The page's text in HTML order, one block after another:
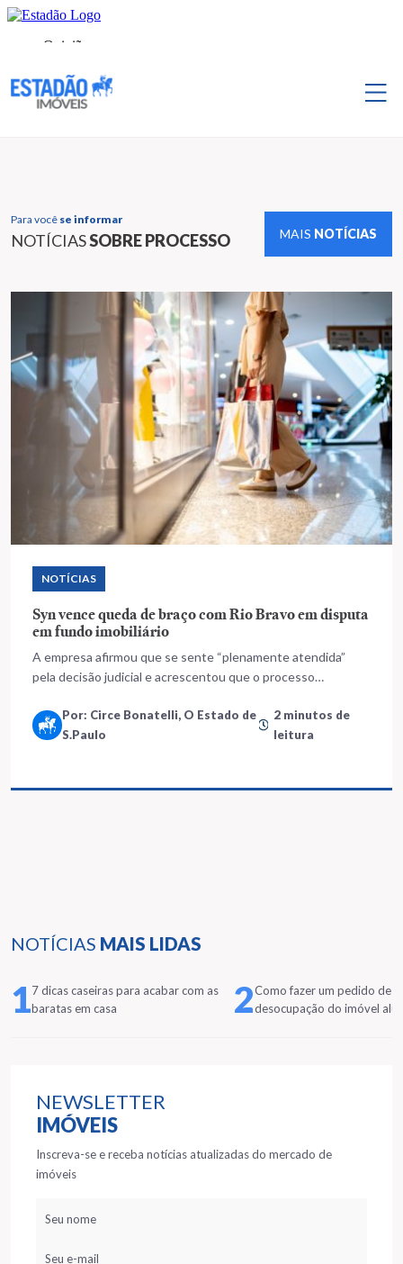
Para você se informar
NOTÍCIASSOBRE PROCESSO MAIS NOTÍCIAS
NOTÍCIAS MAIS LIDAS
17 dicas caseiras para acabar com as
baratas em casa
2Como fazer um pedido de
desocupação do imóvel
NEWSLETTER
IMÓVEIS
Inscreva-se e receba notícias atualizadas do mercado de
imóveis
NOTÍCIAS
Syn vence queda de braço com Rio Bravo em disputa
em fundo imobiliário
A empresa afirmou que se sente “plenamente atendida”
pela decisão judicial e acrescentou que o processo
cotistas”Por: Circe Bonatelli, O Estado de
S.Paulo
2 minutos de
leitura